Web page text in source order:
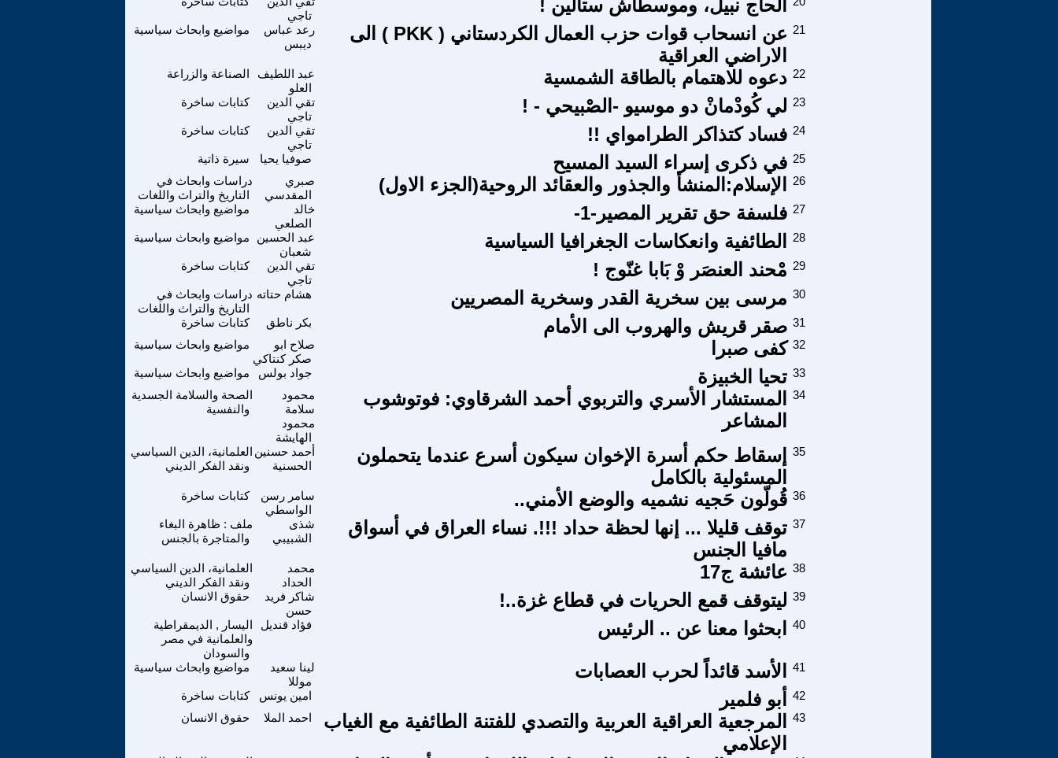
تاجي
الحاج نبيل، وموسطاش ستالين !
مواضيع وابحاث سياسية
رعد عباس
ديبس
عن انسحاب قوات حزب العمال الكردستاني ( PKK ) الى
الاراضي العراقية
21
الصناعة والزراعة
عبد اللطيف
العلو
دعوه للاهتمام بالطاقة الشمسية 22
كتابات ساخرة
تقي الدين
تاجي
لي كُودْمانْ دو موسيو -الصْبيحي - ! 23
كتابات ساخرة
تقي الدين
تاجي
فساد كتذاكر الطرامواي !! 24
سيرة ذاتية صوفيا يحيا في ذكرى إسراء السيد المسيح 25
دراسات وابحاث في
التاريخ والتراث واللغات
صبري
المقدسي
الإسلام:المنشأ والجذور والعقائد الروحية(الجزء الاول) 26
مواضيع وابحاث سياسية
خالد
الصلعي
فلسفة حق تقرير المصير-1- 27
مواضيع وابحاث سياسية
عبد الحسين
شعبان
الطائفية وانعكاسات الجغرافيا السياسية 28
كتابات ساخرة
تقي الدين
تاجي
مْحند العنصَر وْ بَابا غنّوج ! 29
دراسات وابحاث في
التاريخ والتراث واللغات
هشام حتاته مرسى بين سخرية القدر وسخرية المصريين 30
كتابات ساخرة بكر ناطق صقر قريش والهروب الى الأمام 31
مواضيع وابحاث سياسية
صلاح ابو
صكر كنتاكي
كفى صبرا 32
مواضيع وابحاث سياسية جواد بولس تحيا الخبيزة 33
الصحة والسلامة الجسدية
والنفسية
محمود
سلامة
محمود
الهايشة
المستشار الأسري والتربوي أحمد الشرقاوي: فوتوشوب
المشاعر
34
العلمانية، الدين السياسي
ونقد الفكر الديني
أحمد حسنين
الحسنية
إسقاط حكم أسرة الإخوان سيكون أسرع عندما يتحملون
المسئولية بالكامل
35
كتابات ساخرة
سامر رسن
الواسطي
قُولّون حَجيه نشميه والوضع الأمني.. 36
ملف : ظاهرة البغاء
والمتاجرة بالجنس
شذى
الشبيبي
توقف قليلا ... إنها لحظة حداد !!!. نساء العراق في أسواق
مافيا الجنس
37
العلمانية، الدين السياسي
ونقد الفكر الديني
محمد
الحداد
عائشة ج17 38
حقوق الانسان
شاكر فريد
حسن
ليتوقف قمع الحريات في قطاع غزة..! 39
اليسار , الديمقراطية
والعلمانية في مصر
والسودان
فؤاد قنديل ابحثوا معنا عن .. الرئيس 40
مواضيع وابحاث سياسية
لينا سعيد
موللا
الأسد قائداً لحرب العصابات 41
كتابات ساخرة امين يونس أبو فلمير
42
حقوق الانسان
احمد الملا
المرجعية العراقية العربية والتصدي للفتنة الطائفية مع الغياب
الإعلامي
43